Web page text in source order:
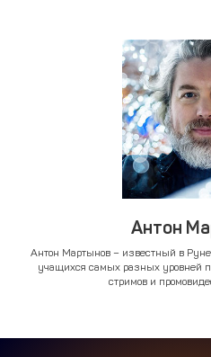
Антон
Антон Мартынов – известный в
учащихся самых разных уровней
стримов и